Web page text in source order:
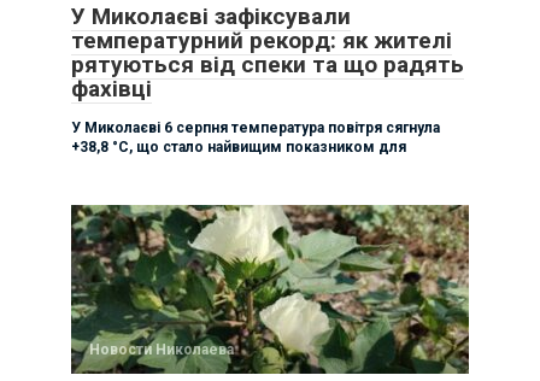
У Миколаєві зафіксували
температурний рекорд: як жителі
рятуються від спеки та що радять
фахівці
У Миколаєві 6 серпня температура повітря сягнула
+38,8 °C, що стало найвищим показником для
Новости Николаева